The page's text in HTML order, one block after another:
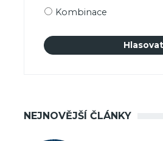
Kombinace
NEJNOVĚJŠÍ ČLÁNKY